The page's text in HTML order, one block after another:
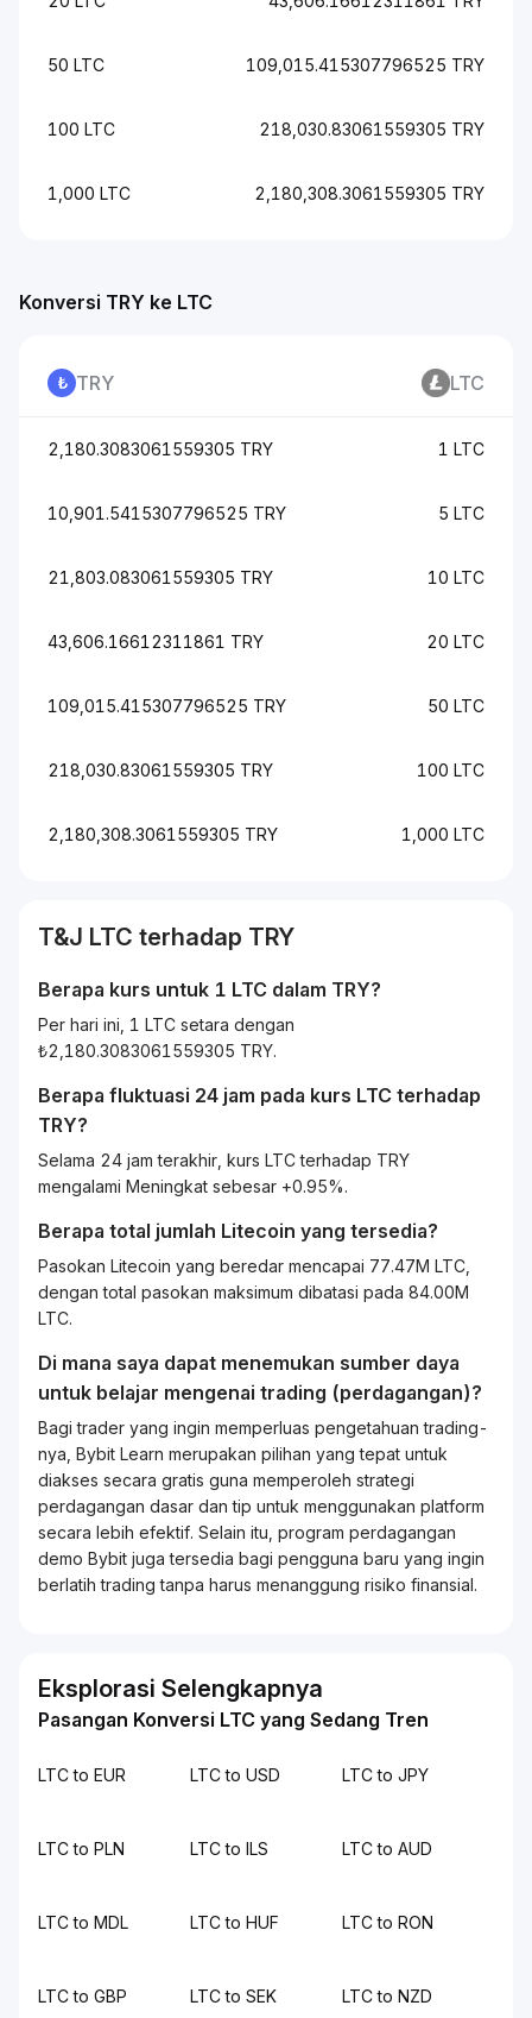
50 LTC 109,015.415307796525 TRY
100 LTC 218,030.83061559305 TRY
1,000 LTC 2,180,308.3061559305 TRY
Konversi TRY ke LTC
TRY LTC
2,180.3083061559305 TRY 1 LTC
10,901.5415307796525 TRY 5 LTC
21,803.083061559305 TRY 10 LTC
43,606.16612311861 TRY 20 LTC
109,015.415307796525 TRY 50 LTC
218,030.83061559305 TRY 100 LTC
2,180,308.3061559305 TRY 1,000 LTC
T&J LTC terhadap TRY
Berapa kurs untuk 1 LTC dalam TRY?
Per hari ini, 1 LTC setara dengan
₺2,180.3083061559305 TRY.
Berapa fluktuasi 24 jam pada kurs LTC terhadap
TRY?
Selama 24 jam terakhir, kurs LTC terhadap TRY
mengalami Meningkat sebesar +0.95%.
Berapa total jumlah Litecoin yang tersedia?
Pasokan Litecoin yang beredar mencapai 77.47M LTC,
dengan total pasokan maksimum dibatasi pada 84.00M
LTC.
Di mana saya dapat menemukan sumber daya
untuk belajar mengenai trading (perdagangan)?
Bagi trader yang ingin memperluas pengetahuantrading-
nya, Bybit Learn merupakan pilihan yang tepat untuk
diakses secara gratis guna memperoleh strategi
perdagangan dasar dan tip untuk menggunakan platform
secara lebih efektif. Selain itu, program perdagangan
demo Bybit juga tersedia bagi pengguna baru yang ingin
berlatihtradingtanpa harus menanggung risiko finansial.
Eksplorasi Selengkapnya
Pasangan Konversi LTC yang Sedang Tren
LTC to EUR LTC to USD LTC to JPY
LTC to PLN LTC to ILS LTC to AUD
LTC to MDL LTC to HUF LTC to RON
LTC to GBP LTC to SEK LTC to NZD